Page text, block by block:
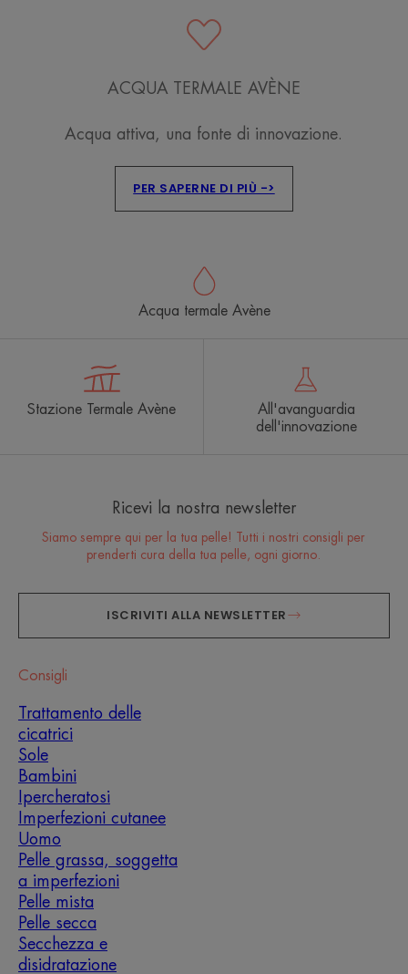
ACQUA TERMALE AVÈNE
Acqua attiva, una fonte di innovazione.
PER SAPERNE DI PIÙ ->
Acqua termale Avène
Stazione Termale Avène
All'avanguardia
dell'innovazione
Ricevi la nostra newsletter
Siamo sempre qui per la tua pelle! Tutti i nostri consigli per
prenderti cura della tua pelle, ogni giorno.
ISCRIVITI ALLA NEWSLETTER
Consigli
Trattamento delle
cicatrici
Sole
Bambini
Ipercheratosi
Imperfezioni cutanee
Uomo
Pelle grassa, soggetta
a imperfezioni
Pelle mista
Pelle secca
Secchezza e
disidratazione